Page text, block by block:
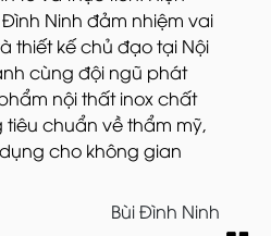
Ninh đảm nhiệm vai
thiết kế chủ đạo tại Nội
cùng đội ngũ phát
nội thất inox chất
chuẩn về thẩm mỹ,
cho không gian
Bùi Đình Ninh